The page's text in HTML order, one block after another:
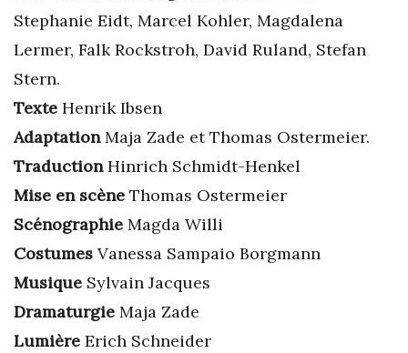
Stephanie Eidt, Marcel Kohler, Magdalena
Lermer, Falk Rockstroh, David Ruland, Stefan
Stern.
Texte Henrik Ibsen
AdaptationMaja Zade et Thomas Ostermeier.
TraductionHinrich Schmidt-Henkel
Mise en scène Thomas Ostermeier
Scénographie Magda Willi
Costumes Vanessa Sampaio Borgmann
Musique Sylvain Jacques
Dramaturgie Maja Zade
Lumière Erich Schneider